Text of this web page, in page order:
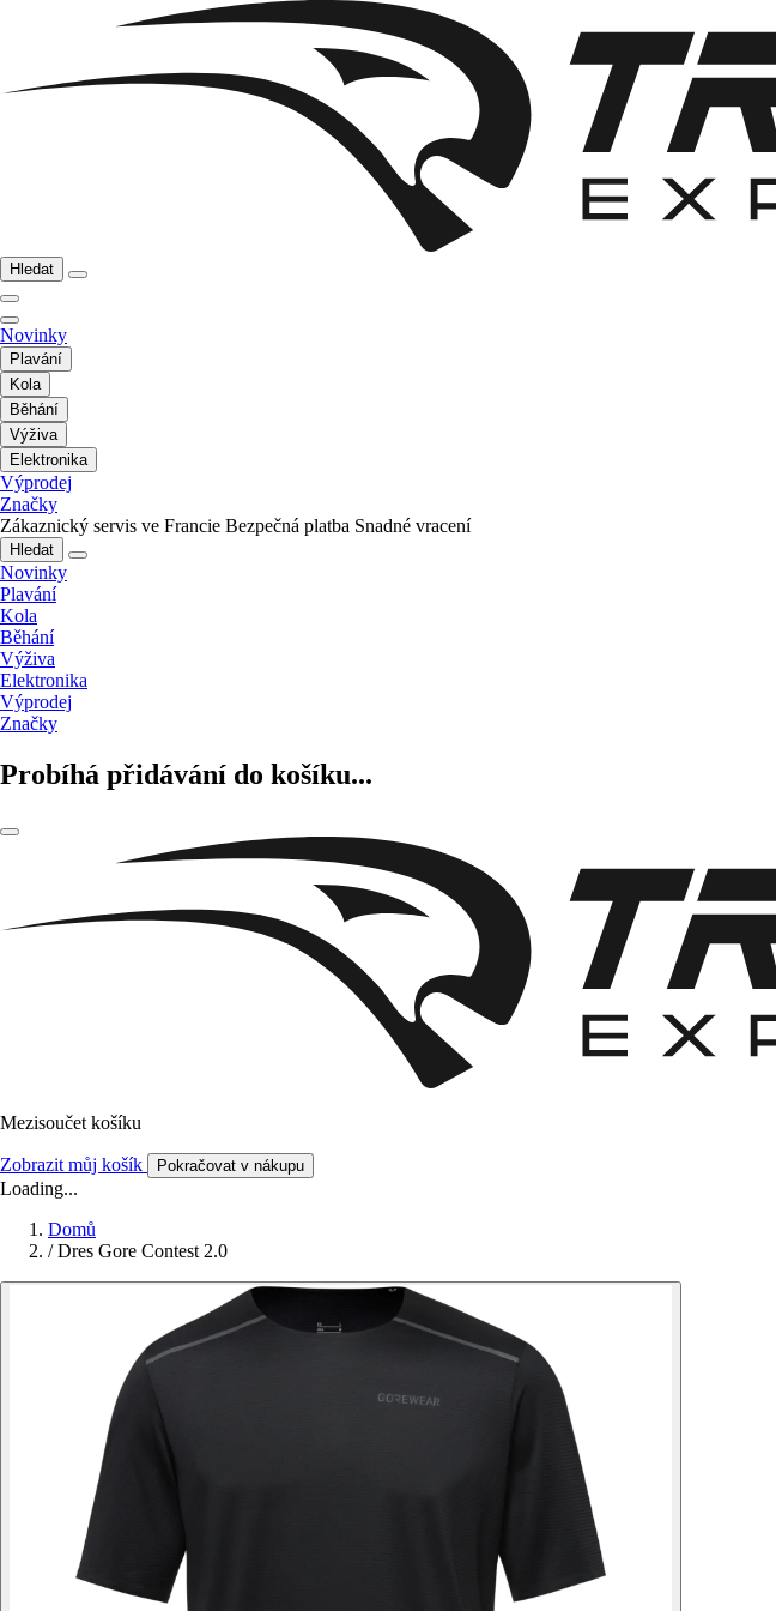
Hledat
Novinky
Plavání
Kola
Běhání
Výživa
Elektronika
Výprodej
Značky
Zákaznický servis ve Francie Bezpečná platba Snadné vracení
Hledat
Novinky
Plavání
Kola
Běhání
Výživa
Elektronika
Výprodej
Značky
Probíhá přidávání do košíku...
Mezisoučet košíku
Zobrazit můj košík Pokračovat v nákupu
Loading...
Domů
/ Dres Gore Contest 2.0